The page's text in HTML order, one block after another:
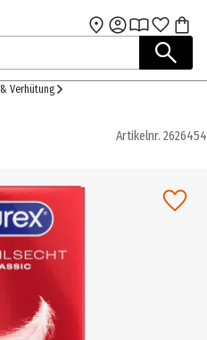
Zum Hauptinhalt
Verhütung
Artikelnr. 2626454